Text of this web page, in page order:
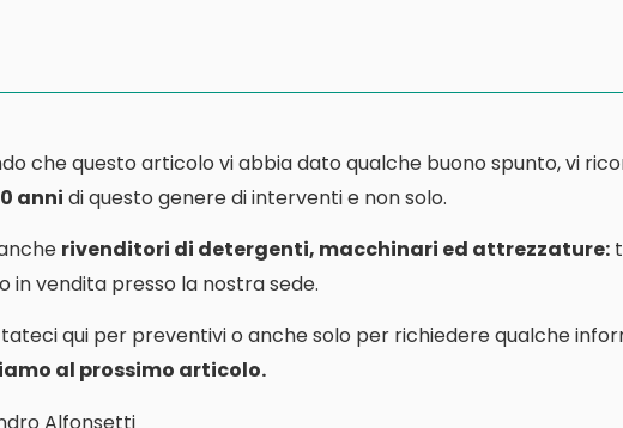
che questo articolo vi abbia dato qualche buono spunto, vi
anni di questo genere di interventi e non solo.
rivenditori di detergenti, macchinari ed attrezzature:
in vendita presso la nostra sede.
qui per preventivi o anche solo per richiedere qualche
al prossimo articolo.
Alfonsetti